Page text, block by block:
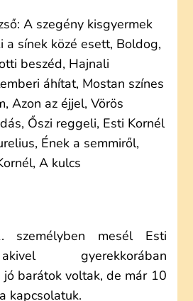
ESTI
KORNÉL
(OLVASÓNAPLÓ)
személyben mesél Esti
gyerekkorában
barátok voltak, de már 10
kapcsolatuk.